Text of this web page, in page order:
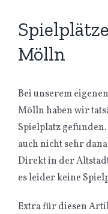
Mölln
Bei unserem
Mölln haben wir
Spielplatz
auch nicht sehr
Direkt in der
es leider keine
Extra für diesen